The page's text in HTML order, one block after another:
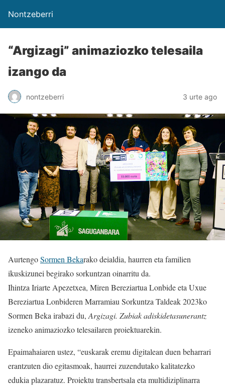
Nontzeberri
“Argizagi” animaziozko telesaila
izango da
nontzeberri 3 urte ago
AurtengoSormen Bekarako deialdia, haurren eta familien
ikuskizunei begirako sorkuntzan oinarritu da.
Ihintza Iriarte Apezetxea, Miren Bereziartua Lonbide eta Uxue
Bereziartua Lonbideren Marramiau Sorkuntza Taldeak 2023ko
Sormen Beka irabazi du,Argizagi. Zubiak adiskidetasunerantz
izeneko animaziozko telesailaren proiektuarekin.
Epaimahaiaren ustez, “euskarak eremu digitalean duen beharrari
erantzuten dio egitasmoak, haurrei zuzendutako kalitatezko
edukia plazaratuz. Proiektu transbertsala eta multidiziplinarra